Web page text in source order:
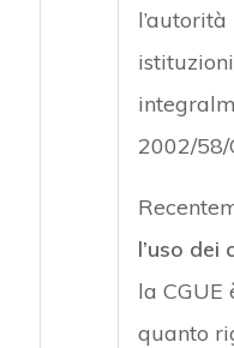
2002/58/
l’uso
la
quanto